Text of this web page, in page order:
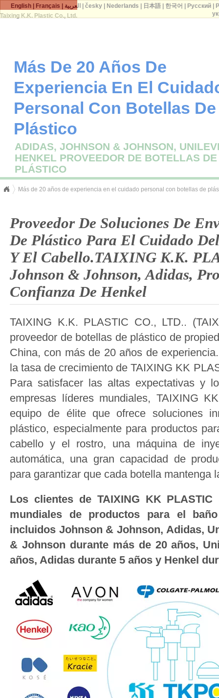
Taixing K.K. Plastic Co., Ltd.
Más De 20 Años De
Experiencia En El
Personal Con Botellas De
Plástico
ADIDAS, JOHNSON & JOHNSON,
HENKEL PROVEEDOR DE BOTELLAS DE
PLÁSTICO
Más de 20 años de experiencia en el cuidado personal con botellas de
Proveedor De Soluciones De
De Plástico Para El Cuidado
Y El Cabello.TAIXING K.K.
Johnson & Johnson, Adidas,
Confianza De Henkel
TAIXING K.K. PLASTIC CO., LTD..
proveedor de botellas de plástico de
China, con más de 20 años de
la tasa de crecimiento de TAIXING KK
Para satisfacer las altas expectativas y
empresas líderes mundiales, TAIXING
equipo de élite que ofrece soluciones
plástico, especialmente para productos
cabello y el rostro, una máquina de
automática, una gran capacidad de
para garantizar que cada botella mantenga
Los clientes de TAIXING KK
mundiales de productos para el
incluidos Johnson & Johnson, Adidas,
& Johnson durante más de 20 años,
años, Adidas durante 5 años y Henkel
English Français العربية |česky Nederlands 日本語 한국어 Русский